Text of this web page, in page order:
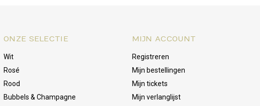
ONZE SELECTIE
Wit
Rosé
Rood
Bubbels & Champagne
MIJN ACCOUNT
Registreren
Mijn bestellingen
Mijn tickets
Mijn verlanglijst